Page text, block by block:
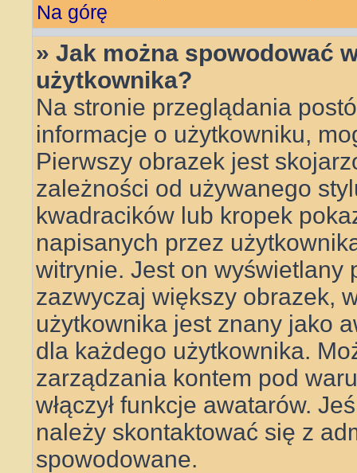
Na górę
» Jak można spowodować
użytkownika?
Na stronie przeglądania
informacje o użytkowniku,
Pierwszy obrazek jest
zależności od używanego
kwadracików lub kropek
napisanych przez
witrynie. Jest on wyświetlany
zazwyczaj większy obrazek,
użytkownika jest znany jako
dla każdego użytkownika.
zarządzania kontem pod
włączył funkcje awatarów.
należy skontaktować się z
spowodowane.